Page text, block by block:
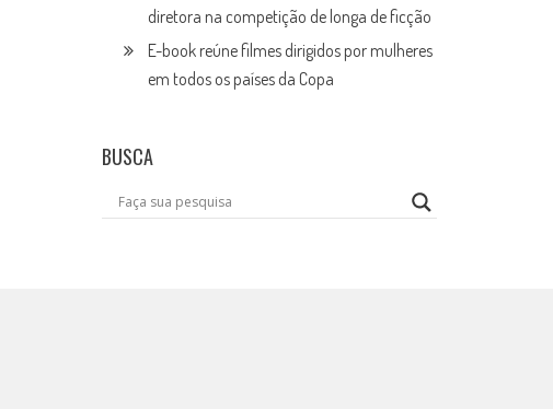
diretora na competição de longa de ficção
E-book reúne filmes dirigidos por mulheres
em todos os países da Copa
BUSCA